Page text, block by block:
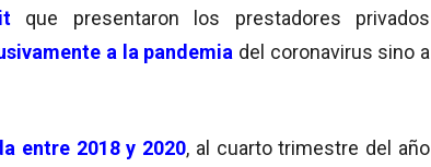
que presentaron los prestadores privados
a la pandemia del coronavirus sino a
entre 2018 y 2020, al cuarto trimestre del año